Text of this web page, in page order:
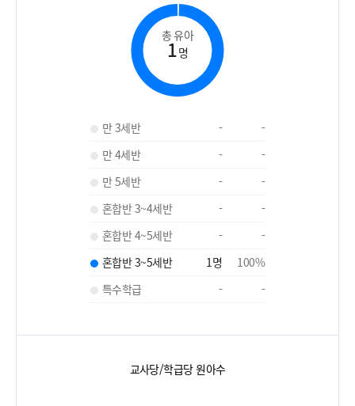
총 유아
1명
만 3세반 -
-
만 4세반
-
-
만 5세반
-
-
혼합반 3~4세반
-
-
혼합반 4~5세반
-
-
혼합반 3~5세반
1명 100%
특수학급
- -
교사당/학급당 원아수